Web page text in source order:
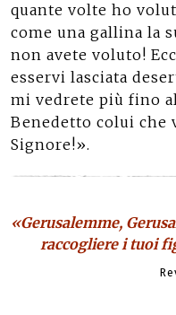
quante volte ho
come una gallina la
non avete voluto!
esservi lasciata
mi vedrete più fino
Benedetto colui che
Signore!».
«Gerusalemme,
raccogliere i tuoi